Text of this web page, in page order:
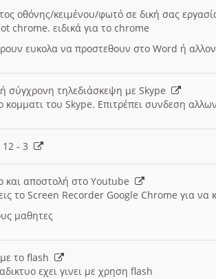
οθόνης/κειμένου/φωτό σε δική σας
chrome. ειδικά για το chrome
ευκολα να προστεθουν στο Word ή
σύγχρονη τηλεδιάσκεψη με Skype
κομματι του Skype. Επιτρέπει συνδεση
12 - 3
και αποστολή στο Youtube
το Screen Recorder Google Chrome για
μαθητες
το flash
εχει γινει με χρηση flash